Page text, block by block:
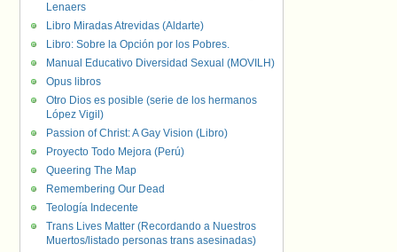
Lenaers
Libro Miradas Atrevidas (Aldarte)
Libro: Sobre la Opción por los Pobres.
Manual Educativo Diversidad Sexual (MOVILH)
Opus libros
Otro Dios es posible (serie de los hermanos
López Vigil)
Passion of Christ: A Gay Vision (Libro)
Proyecto Todo Mejora (Perú)
Queering The Map
Remembering Our Dead
Teología Indecente
Trans Lives Matter (Recordando a Nuestros
Muertos/listado personas trans asesinadas)